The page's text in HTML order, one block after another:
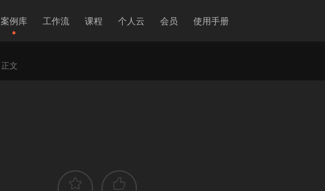
案例库 工作流 课程 个人云 会员 使用手册
正文